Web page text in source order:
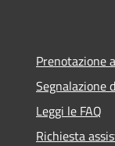
Prenotazione
Segnalazione
Leggi le FAQ
Richiesta